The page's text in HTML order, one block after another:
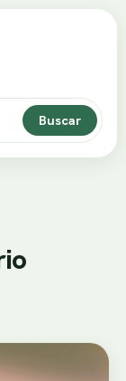
Buscar